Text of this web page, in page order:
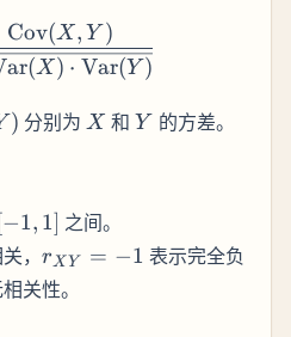
r_{XY} =
(X) ⋅ Var(Y )
Cov(X, Y )
) 分别为 X
X 和Y
Y 的方差。
[-1,
[−1, 1] 之间。
，r_{XY}
= -1
r X Y = −1 表示完全负
关性。